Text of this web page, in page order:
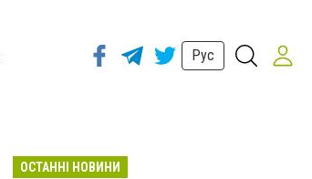
Рус
ОСТАННІ НОВИНИ